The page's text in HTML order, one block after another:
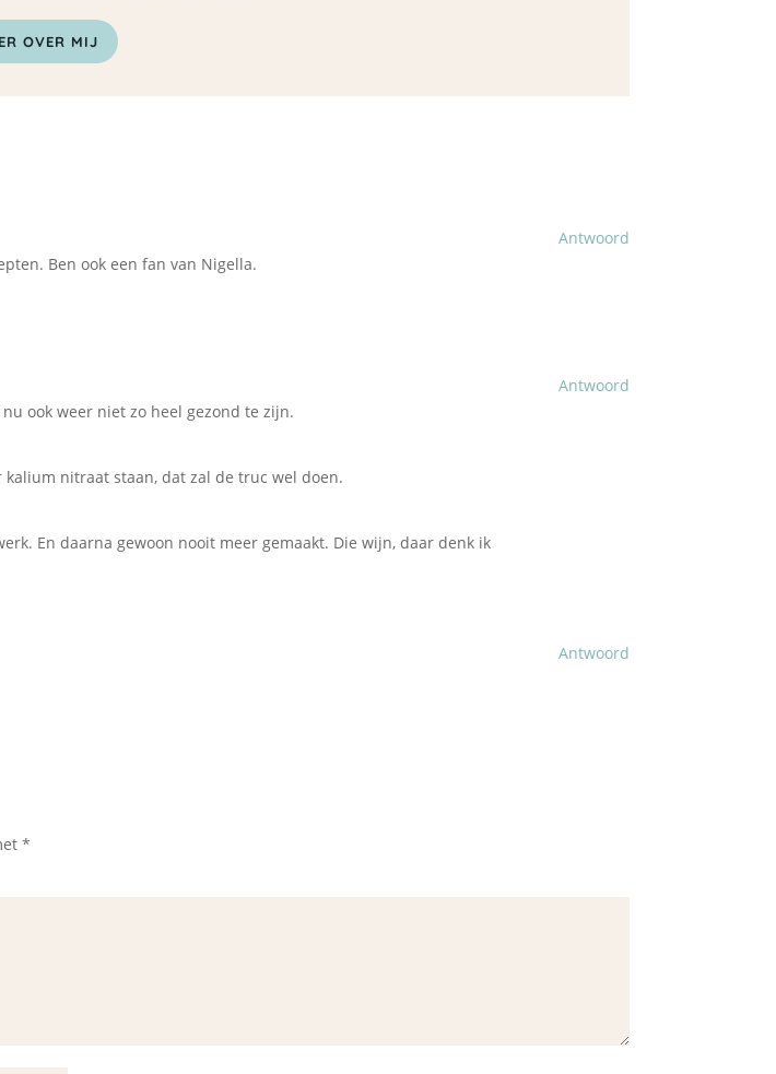
OVER MIJ
Ben ook een fan van Nigella.
Antwoord
ook weer niet zo heel gezond te zijn.
nitraat staan, dat zal de truc wel doen.
En daarna gewoon nooit meer gemaakt. Die wijn, daar denk ik
Antwoord
Antwoord
*